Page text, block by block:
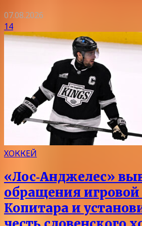
07.08.2026
14
ХОККЕЙ
«Лос‑Анджелес»
обращения
Копитара и